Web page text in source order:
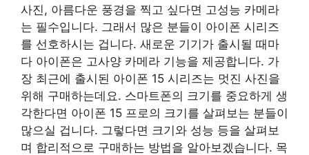
사진, 아름다운 풍경을 찍고 싶다면 고성능 카메라
는 필수입니다. 그래서 많은 분들이 아이폰 시리즈
를 선호하시는 겁니다. 새로운 기기가 출시될 때마
다 아이폰은 고사양 카메라 기능을 제공합니다. 가
장 최근에 출시된 아이폰 15 시리즈는 멋진 사진을
위해 구매하는데요. 스마트폰의 크기를 중요하게 생
각한다면 아이폰 15 프로의 크기를 살펴보는 분들이
많으실 겁니다. 그렇다면 크기와 성능 등을 살펴보
며 합리적으로 구매하는 방법을 알아보겠습니다. 목